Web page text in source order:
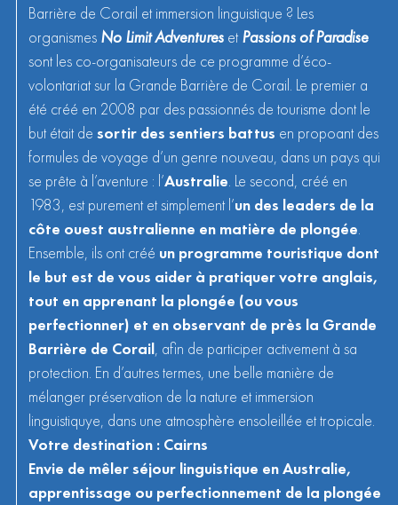
Barrière de Corail et immersion linguistique ? Les
organismes No Limit Adventures etPassions of Paradise
sont les co-organisateurs de ce programme d’éco-
volontariat sur la Grande Barrière de Corail. Le premier a
été créé en 2008 par des passionnés de tourisme dont le
but était de sortir des sentiers battus en propoant des
formules de voyage d’un genre nouveau, dans un pays qui
se prête à l’aventure : l’Australie. Le second, créé en
1983, est purement et simplement l’un des leaders de la
côte ouest australienne en matière de plongée.
Ensemble, ils ont créé un programme touristique dont
le but est de vous aider à pratiquer votre anglais,
tout en apprenant la plongée (ou vous
perfectionner) et en observant de près la Grande
Barrière de Corail, afin de participer activement à sa
protection. En d’autres termes, une belle manière de
mélanger préservation de la nature et immersion
linguistiquye, dans une atmosphère ensoleillée et tropicale.
Votre destination : Cairns
Envie de mêler séjour linguistique en Australie,
apprentissage ou perfectionnement de la plongée